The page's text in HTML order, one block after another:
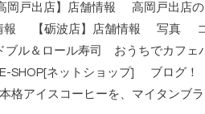
岡戸出店】店舗情報
高岡戸出店
報
【砺波店】店舗情報 写真
ブル＆ロール寿司 おうちでカフェ
SHOP[ネットショップ]
ブログ！
格アイスコーヒーを、マイタンブラ